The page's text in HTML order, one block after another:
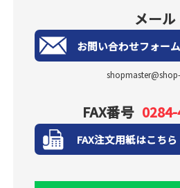
メール
お問い合わせフォー
FAX番号
FAX注文用紙はこちら